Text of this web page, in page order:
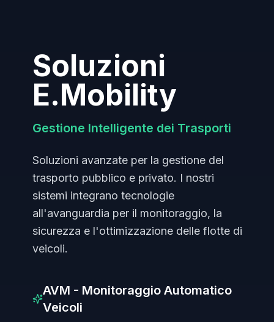
Soluzioni
E.Mobility
Gestione Intelligente dei Trasporti
Soluzioni avanzate per la gestione del
trasporto pubblico e privato. I nostri
sistemi integrano tecnologie
all'avanguardia per il monitoraggio, la
sicurezza e l'ottimizzazione delle flotte di
veicoli.
AVM - Monitoraggio Automatico
Veicoli